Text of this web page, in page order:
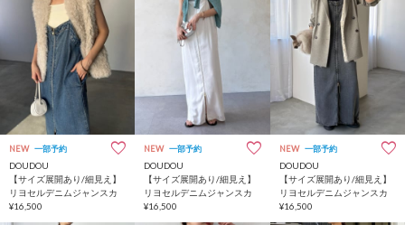
NEW 一部予約
DOUDOU
【サイズ展開あり/細見え】
リヨセルデニムジャンスカ
¥16,500
NEW 一部予約
DOUDOU
【サイズ展開あり/細見え】
リヨセルデニムジャンスカ
¥16,500
NEW 一部予約
DOUDOU
【サイズ展開あり/細見え】
リヨセルデニムジャンスカ
¥16,500